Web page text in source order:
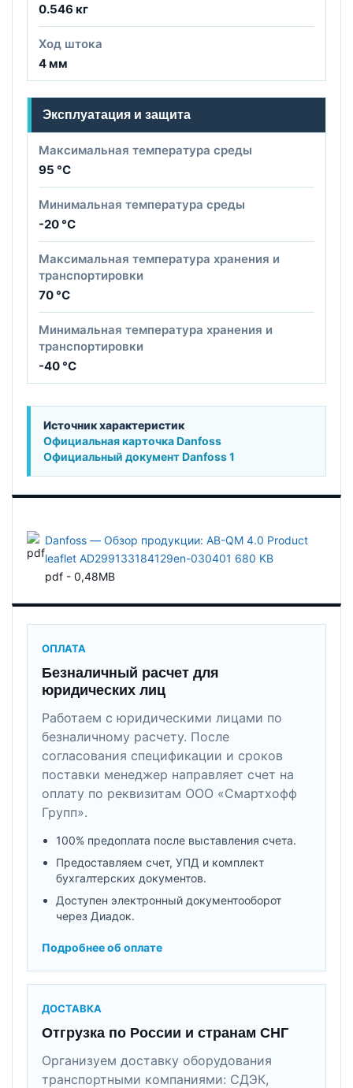
0.546 кг
Ход штока
4 мм
Эксплуатация и защита
Максимальная температура среды
95 °C
Минимальная температура среды
-20 °C
Максимальная температура хранения и
транспортировки
70 °C
Минимальная температура хранения и
транспортировки
-40 °C
Источник характеристик
Официальная карточка Danfoss
Официальный документ Danfoss 1
Danfoss — Обзор продукции: AB-QM 4.0 Product
leaflet AD299133184129en-030401 680 KB
pdf - 0,48MB
ОПЛАТА
Безналичный расчет для
юридических лиц
Работаем с юридическими лицами по
безналичному расчету. После
согласования спецификации и сроков
поставки менеджер направляет счет на
оплату по реквизитам ООО «Смартхофф
Групп».
100% предоплата после выставления счета.
Предоставляем счет, УПД и комплект
бухгалтерских документов.
Доступен электронный документооборот
через Диадок.
Подробнее об оплате
ДОСТАВКА
Отгрузка по России и странам СНГ
Организуем доставку оборудования
транспортными компаниями: СДЭК,